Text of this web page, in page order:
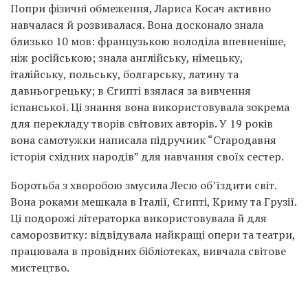
Попри фізичні обмеження, Лариса Косач активно
навчалася й розвивалася. Вона досконало знала
близько 10 мов: французькою володіла впевненіше,
ніж російською; знала англійську, німецьку,
італійську, польську, болгарську, латину та
давньогрецьку; в Єгипті взялася за вивчення
іспанської. Ці знання вона використовувала зокрема
для перекладу творів світових авторів. У 19 років
вона самотужки написала підручник “Стародавня
історія східних народів” для навчання своїх сестер.
Боротьба з хворобою змусила Лесю об’їздити світ.
Вона роками мешкала в Італії, Єгипті, Криму та Грузії.
Ці подорожі літераторка використовувала й для
саморозвитку: відвідувала найкращі опери та театри,
працювала в провідних бібліотеках, вивчала світове
мистецтво.